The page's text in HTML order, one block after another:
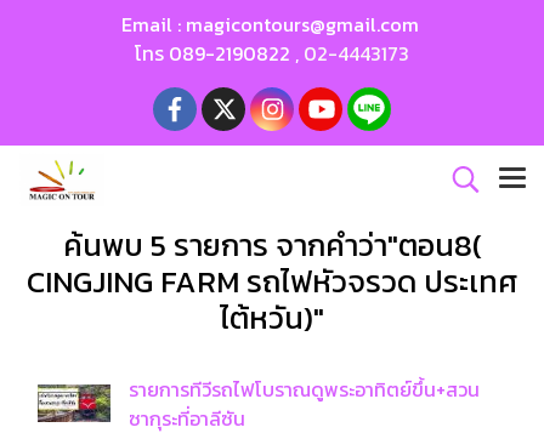
Email : magicontours@gmail.com
โทร 089-2190822 , 02-4443173
ค้นพบ 5 รายการ จากคำว่า"ตอน8(
CINGJING FARM รถไฟหัวจรวด ประเทศ
ไต้หวัน)"
รายการทีวีรถไฟโบราณดูพระอาทิตย์ขึ้น+สวน
ซากุระที่อาลีซัน